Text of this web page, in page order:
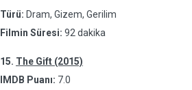
Türü: Dram, Gizem, Gerilim
Filmin Süresi: 92 dakika
15. The Gift (2015)
IMDB Puanı: 7.0